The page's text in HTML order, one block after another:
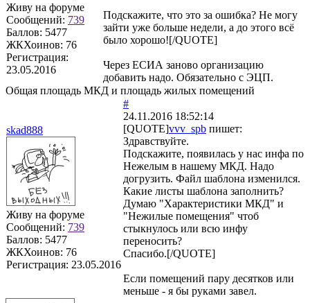
Живу на форуме
Сообщений: 739
Баллов: 5477
ЖКХоинов: 76
Регистрация:
23.05.2016
Подскажите, что это за ошибка? Не могу
зайти уже больше недели, а до этого всё
было хорошо![/QUOTE]
Через ЕСИА заново организацию
добавить надо. Обязательно с ЭЦП.
Общая площадь МКД и площадь жилых помещений
skad888
Живу на форуме
Сообщений: 739
Баллов: 5477
ЖКХоинов: 76
Регистрация: 23.05.2016
#
24.11.2016 18:52:14
[QUOTE]vvv_spb пишет:
Здравствуйте.
Подскажите, появилась у нас инфа по
Нежелым в нашему МКД. Надо
догрузить. Файл шаблона изменился.
Какие листы шаблона заполнить?
Думаю "Характеристики МКД" и
"Нежилые помещения" чтоб
стыкнулось или всю инфу
переносить?
Спасибо.[/QUOTE]
Если помещений пару десятков или
меньше - я бы руками завел.